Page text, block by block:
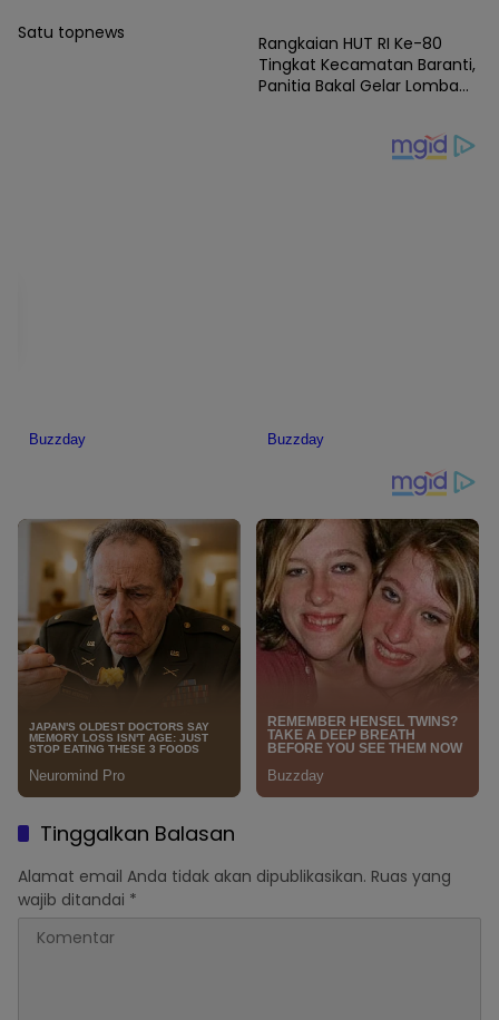
Angkutan Lebaran
Satu topnews
Rangkaian HUT RI Ke-80
Tingkat Kecamatan Baranti,
Panitia Bakal Gelar Lomba
Tinggalkan Balasan
Alamat email Anda tidak akan dipublikasikan. Ruas yang
wajib ditandai *